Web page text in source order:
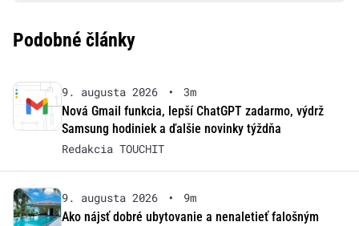
Podobné články
9. augusta 2026 •
3m
Nová Gmail funkcia, lepší ChatGPT zadarmo, výdrž
Samsung hodiniek a ďalšie novinky týždňa
Redakcia TOUCHIT
9. augusta 2026 •
9m
Ako nájsť dobré ubytovanie a nenaletieť falošným